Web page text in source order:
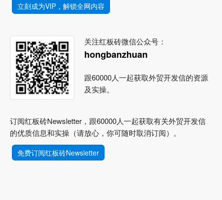
立刻成为VIP，解锁全网内容
关注红板砖微信公众号：
hongbanzhuan
跟60000人一起获取外贸开发信的资源
及实操。
订阅红板砖Newsletter，跟60000人一起获取有关外贸开发信
的优质信息和实操（请放心，你可随时取消订阅）。
免费订阅红板砖Newsletter